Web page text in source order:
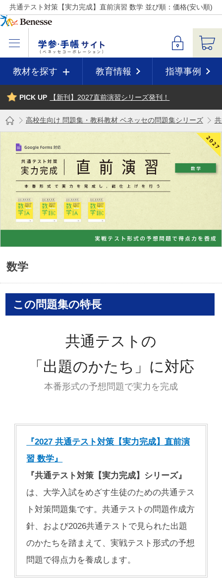
共通テスト対策【実力完成】直前演習 数学 並び順：価格(安い順)
教材を探す 教育情報 指導事例
PICK UP 【新刊】2027直前演習シリーズ発刊！
高校生向け 問題集・教科教材 ベネッセの問題集シリーズ
数学
この問題集の特長
共通テストの
「出題のかたち」に対応
本番形式の予想問題で実力を完成
『2027 共通テスト対策【実力完成】直前演
習 数学』
『共通テスト対策【実力完成】シリーズ』
は、大学入試をめざす生徒のための共通テス
ト対策問題集です。共通テストの問題作成方
針、および2026共通テストで見られた出題
のかたちを踏まえて、実戦テスト形式の予想
問題で得点力を養成します。